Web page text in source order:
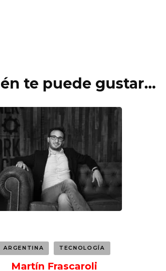
te puede gustar...
ARGENTINA TECNOLOGÍA
Martín Frascaroli